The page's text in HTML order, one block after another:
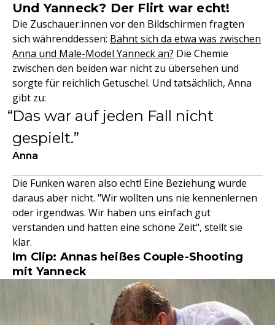
Und Yanneck? Der Flirt war echt!
Die Zuschauer:innen vor den Bildschirmen fragten
sich währenddessen: Bahnt sich da etwa was zwischen
Anna und Male-Model Yanneck an? Die Chemie
zwischen den beiden war nicht zu übersehen und
sorgte für reichlich Getuschel. Und tatsächlich, Anna
gibt zu:
Das war auf jeden Fall nicht
gespielt.
Anna
Die Funken waren also echt! Eine Beziehung wurde
daraus aber nicht. "Wir wollten uns nie kennenlernen
oder irgendwas. Wir haben uns einfach gut
verstanden und hatten eine schöne Zeit", stellt sie
klar.
Im Clip: Annas heißes Couple-Shooting
mit Yanneck